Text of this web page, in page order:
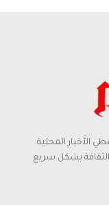
الأخبار المحلية
بشكل سريع